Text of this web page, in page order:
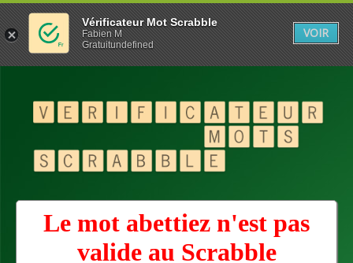
Le mot abettiez n'est pas
valide au Scrabble
Vérificateur Mot Scrabble
Fabien M
Gratuitundefined
VOIR